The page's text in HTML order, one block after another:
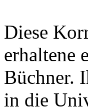
Diese
erhaltene
Büchner.
in die